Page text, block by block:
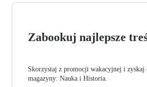
Zabookuj najlepsze
Skorzystaj z promocji wakacyjnej i zyskaj
magazyny: Nauka i Historia.